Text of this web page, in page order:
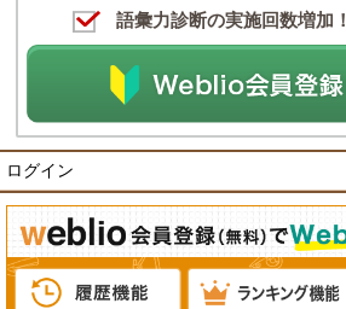
語彙力診断の実施回数増加！
ログイン